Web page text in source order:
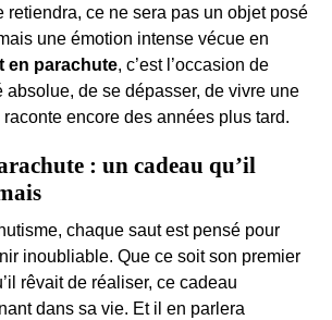
retiendra, ce ne sera pas un objet posé
une émotion intense vécue en
en parachute, c’est l’occasion de
absolue, de se dépasser, de vivre une
raconte encore des années plus tard.
: un cadeau qu’il
chaque saut est pensé pour
inoubliable. Que ce soit son premier
rêvait de réaliser, ce cadeau
dans sa vie. Et il en parlera